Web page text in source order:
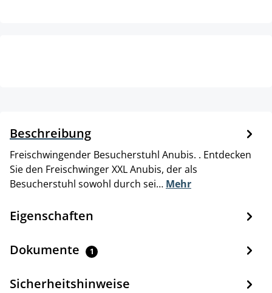
Beschreibung
Freischwingender Besucherstuhl Anubis. . Entdecken
Sie den Freischwinger XXL Anubis, der als
Besucherstuhl sowohl durch sei… Mehr
Eigenschaften
Dokumente 1
Sicherheitshinweise